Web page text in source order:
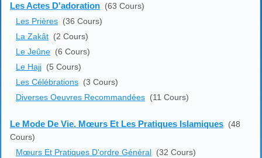
Les Actes D'adoration (63 Cours)
Les Prières (36 Cours)
La Zakât (2 Cours)
Le Jeûne (6 Cours)
Le Hajj (5 Cours)
Les Célébrations (3 Cours)
Diverses Oeuvres Recommandées (11 Cours)
Le Mode De Vie, Mœurs Et Les Pratiques Islamiques (48
Cours)
Mœurs Et Pratiques D'ordre Général (32 Cours)